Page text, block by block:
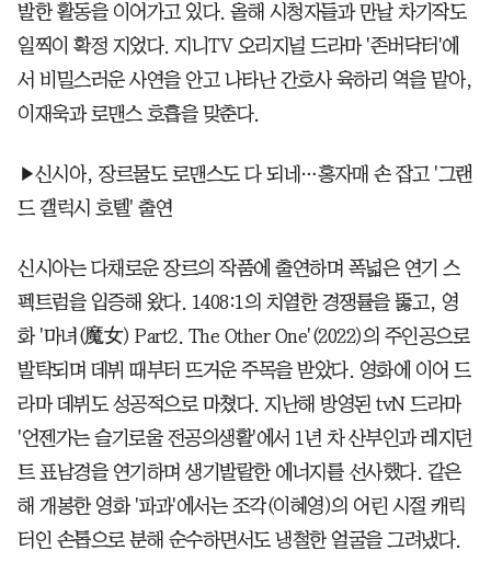
발한 활동을 이어가고 있다. 올해 시청자들과 만날 차기작도
일찍이 확정 지었다. 지니TV 오리지널 드라마 '존버닥터'에
서 비밀스러운 사연을 안고 나타난 간호사 육하리 역을 맡아,
이재욱과 로맨스 호흡을 맞춘다.
▶신시아, 장르물도 로맨스도 다 되네…홍자매 손 잡고 '그랜
드 갤럭시 호텔' 출연
신시아는 다채로운 장르의 작품에 출연하며 폭넓은 연기 스
펙트럼을 입증해 왔다. 1408:1의 치열한 경쟁률을 뚫고, 영
화 '마녀(魔女) Part2. The Other One'(2022)의 주인공으로
발탁되며 데뷔 때부터 뜨거운 주목을 받았다. 영화에 이어 드
라마 데뷔도 성공적으로 마쳤다. 지난해 방영된 tvN 드라마
'언젠가는 슬기로울 전공의생활'에서 1년 차 산부인과 레지던
트 표남경을 연기하며 생기발랄한 에너지를 선사했다. 같은
해 개봉한 영화 '파과'에서는 조각(이혜영)의 어린 시절 캐릭
터인 손톱으로 분해 순수하면서도 냉철한 얼굴을 그려냈다.